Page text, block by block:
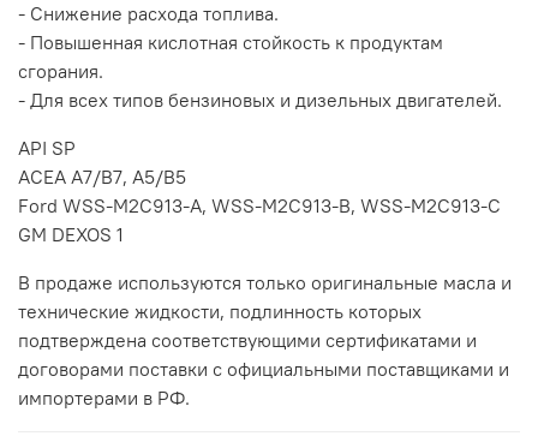
- Снижение расхода топлива.
- Повышенная кислотная стойкость к продуктам
сгорания.
- Для всех типов бензиновых и дизельных двигателей.
API SP
ACEA A7/B7, A5/B5
Ford WSS-M2C913-А, WSS-M2C913-В, WSS-M2C913-C
GM DEXOS 1
В продаже используются только оригинальные масла и
технические жидкости, подлинность которых
подтверждена соответствующими сертификатами и
договорами поставки с официальными поставщиками и
импортерами в РФ.